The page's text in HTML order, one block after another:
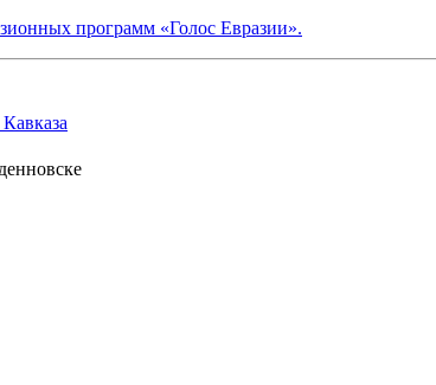
программ «Голос Евразии».